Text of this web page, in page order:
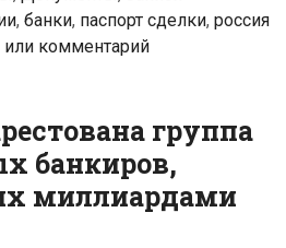
, банки, паспорт сделки, россия
или комментарий
группа
банкиров,
миллиардами